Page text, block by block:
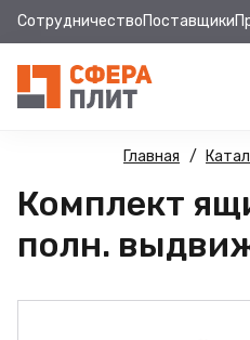
СотрудничествоПоставщики
Главная
Комплект
полн.